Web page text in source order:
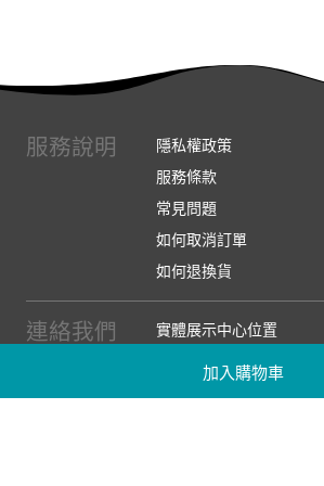
加入購物車
服務說明
隱私權政策
服務條款
常見問題
如何取消訂單
如何退換貨
連絡我們
實體展示中心位置
實體購物服務條款